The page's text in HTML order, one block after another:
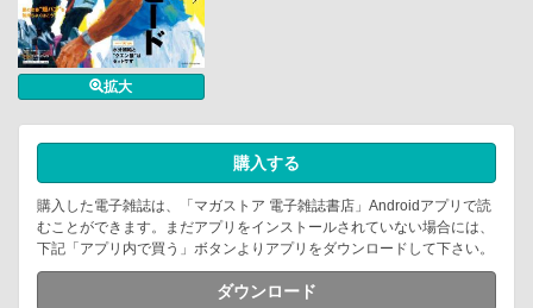
拡大
購入する
購入した電子雑誌は、「マガストア 電子雑誌書店」Androidアプリで読
むことができます。まだアプリをインストールされていない場合には、
下記「アプリ内で買う」ボタンよりアプリをダウンロードして下さい。
ダウンロード